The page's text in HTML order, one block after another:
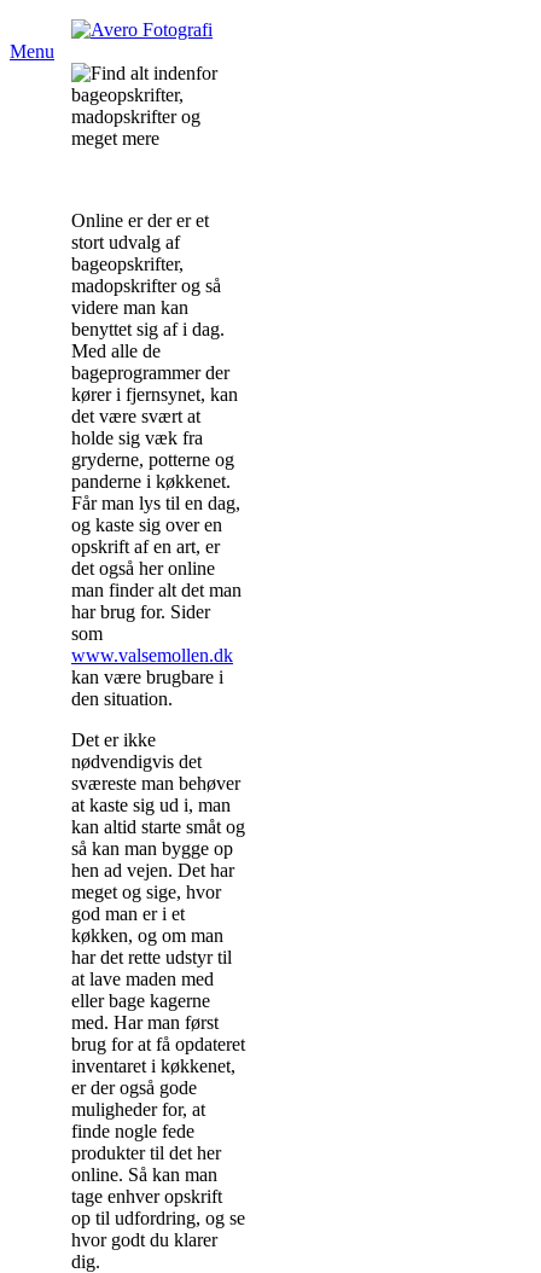
Menu
Online er der er et
stort udvalg af
bageopskrifter,
madopskrifter og så
videre man kan
benyttet sig af i dag.
Med alle de
bageprogrammer der
kører i fjernsynet, kan
det være svært at
holde sig væk fra
gryderne, potterne og
panderne i køkkenet.
Får man lys til en dag,
og kaste sig over en
opskrift af en art, er
det også her online
man finder alt det man
har brug for. Sider
som
www.valsemollen.dk
kan være brugbare i
den situation.
Det er ikke
nødvendigvis det
sværeste man behøver
at kaste sig ud i, man
kan altid starte småt og
så kan man bygge op
hen ad vejen. Det har
meget og sige, hvor
god man er i et
køkken, og om man
har det rette udstyr til
at lave maden med
eller bage kagerne
med. Har man først
brug for at få opdateret
inventaret i køkkenet,
er der også gode
muligheder for, at
finde nogle fede
produkter til det her
online. Så kan man
tage enhver opskrift
op til udfordring, og se
hvor godt du klarer
dig.